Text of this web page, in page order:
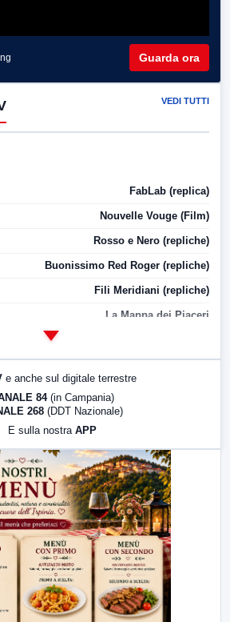
Guarda ora
VEDI TUTTI
FabLab (replica)
Nouvelle Vouge (Film)
Rosso e Nero (repliche)
Buonissimo Red Roger (repliche)
Fili Meridiani (repliche)
La Mappa dei Piaceri
LabNews (replica)
e anche sul digitale terrestre
84 (in Campania)
268 (DDT Nazionale)
E sulla nostra APP